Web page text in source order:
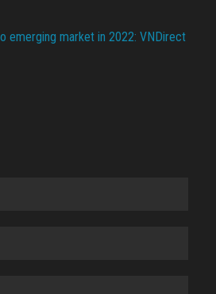
emerging market in 2022: VNDirect